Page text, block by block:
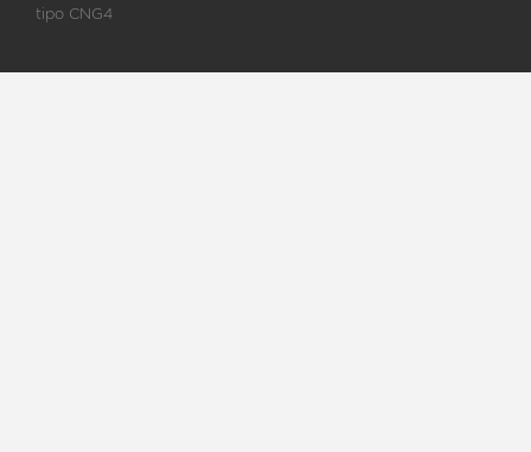
tipo CNG4